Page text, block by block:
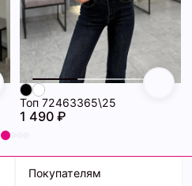
Топ 72463365\25
1 490 ₽
Покупателям